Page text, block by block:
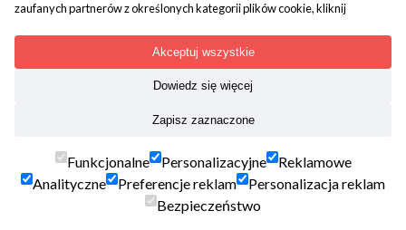
Media społecznościowe:
YouTube|Facebook|Instagram
lekarskiej. Kopiowanie i rozpowszechnianie materiałów
podaniem aktywnego linka popko.pl jako źródła. Nazwa serwisu,
jego koncepcja, wygląd graficzny, oprogramowanie oraz baza
danych podlegają ochronie prawnej.
zaufanych partnerów z określonych kategorii plików cookie, kliknij
można wycofać w każdym momencie poprzez zmianę preferencji plików
cookie. Możliwość edycji zgód cookie znajdziesz w stopce strony pod
przyciskiem "Edytuj zgody cookie".
przetwarzaniem Twoich danych osobowych. Więcej informacji o
przetwarzaniu Twoich danych osobowych znajdują się wpolityce
prywatności
Dowiedz się więcej
Zapisz zaznaczone
Akceptuj wszystkie
Funkcjonalne Personalizacyjne
Reklamowe
Analityczne
Preferencje reklam
Personalizacja reklam
Bezpieczeństwo